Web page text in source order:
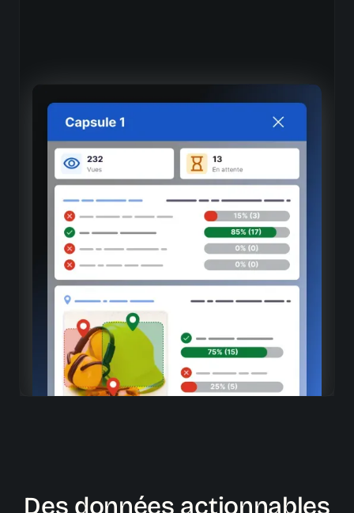
Suivi détaillé des contenus
Analyse par capsule
20+ indicateurs granulaires par contenu (taux de
complétion, temps passé, score moyen...)
Performance par activité
Mesure précise de l'efficacité de chaque élément
pédagogique
Comparaison des formats
Identification des types de contenus les plus
performants
Des données actionnables